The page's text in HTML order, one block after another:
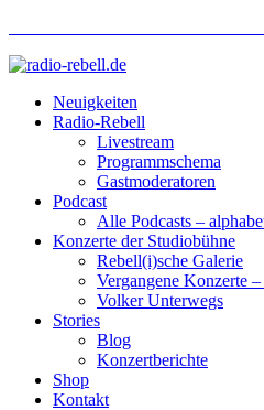
Neuigkeiten
Radio-Rebell
Livestream
Programmschema
Gastmoderatoren
Podcast
Alle Podcasts –
Konzerte der Studiobühne
Rebell(i)sche Galerie
Vergangene Konzerte
Volker Unterwegs
Stories
Blog
Konzertberichte
Shop
Kontakt